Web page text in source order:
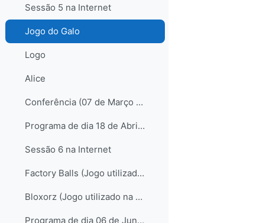
Sessão 5 na Internet
Jogo do Galo
Logo
Alice
Conferência (07 de Março de 2009) - Resumo
Programa de dia 18 de Abril de 2009
Sessão 6 na Internet
Factory Balls (Jogo utilizado na Caça à Galinha)
Bloxorz (Jogo utilizado na Caça à Galinha)
Programa de dia 06 de Junho de 2009